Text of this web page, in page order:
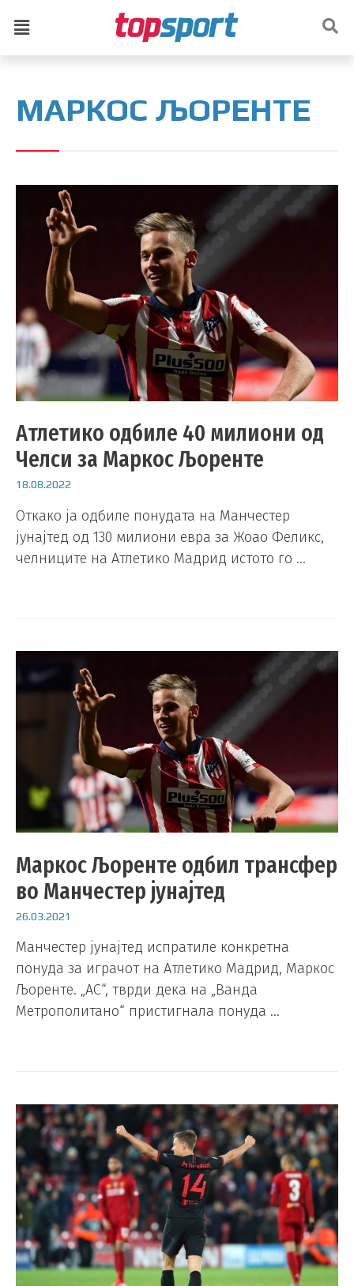
МАРКОС ЉОРЕНТЕ
Атлетико одбиле 40 милиони од
Челси за Маркос Љоренте
18.08.2022
Откако ја одбиле понудата на Манчестер
јунајтед од 130 милиони евра за Жоао Феликс,
челниците на Атлетико Мадрид истото го …
Маркос Љоренте одбил трансфер
во Манчестер јунајтед
26.03.2021
Манчестер јунајтед испратиле конкретна
понуда за играчот на Атлетико Мадрид, Маркос
Љоренте. „АС“, тврди дека на „Ванда
Метрополитано“ пристигнала понуда …